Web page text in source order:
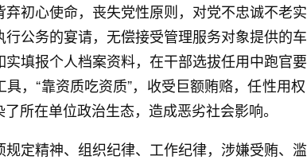
心使命，丧失党性原则，对党不忠诚不老实
公务的宴请，无偿接受管理服务对象提供的
填报个人档案资料，在干部选拔任用中跑官
，“靠资质吃资质”，收受巨额贿赂，任性用
所在单位政治生态，造成恶劣社会影响。
精神、组织纪律、工作纪律，涉嫌受贿、